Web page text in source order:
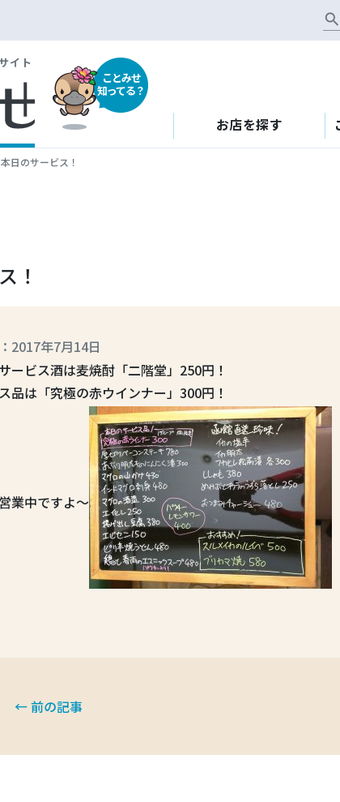
search
イト
ことみせ
知ってる？
お店を探す
本日のサービス！
！
2017年7月14日
ービス酒は麦焼酎「二階堂」250円！
品は「究極の赤ウインナー」300円！
業中ですよ〜
← 前の記事